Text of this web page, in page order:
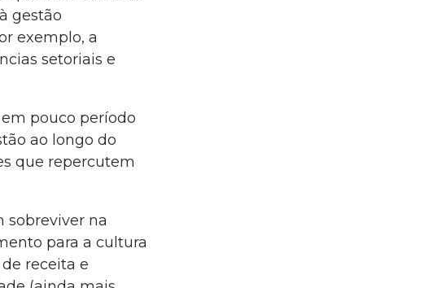
gestão
exemplo, a
setoriais e
pouco período
ao longo do
que repercutem
sobreviver na
para a cultura
receita e